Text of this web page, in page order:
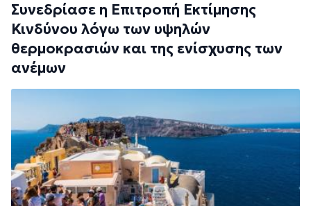
Συνεδρίασε η Επιτροπή Εκτίμησης
Κινδύνου λόγω των υψηλών
θερμοκρασιών και της ενίσχυσης των
ανέμων